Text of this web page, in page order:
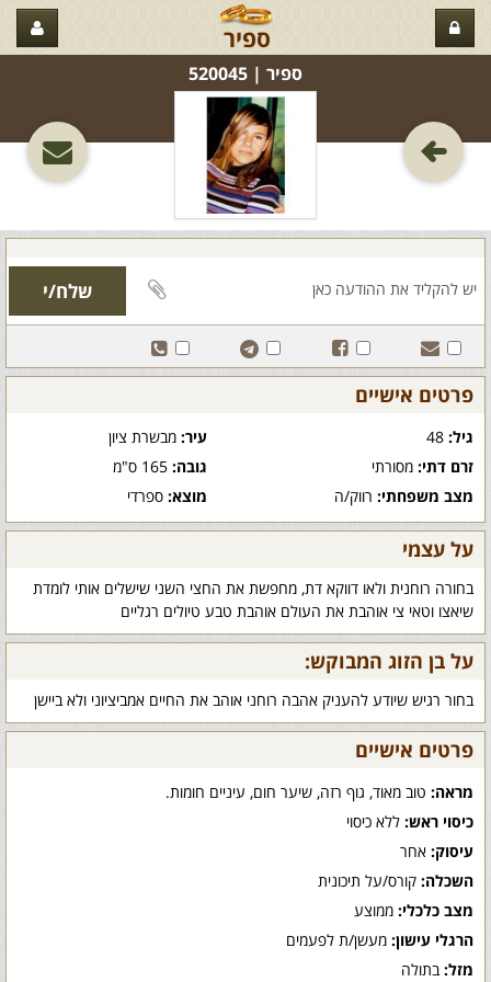
ספיר
ספיר‏ | 520045
פרטים אישיים
גיל: עיר:מבשרת ציון
זרם דתי: מסורתי גובה:165 ס"מ
מצב משפחתי: רווק/ה מוצא:ספרדי
על עצמי
בחורה רוחנית ולאו דווקא דת, מחפשת את החצי השני שישלים אותי לומדת
שיאצו וטאי צי אוהבת את העולם אוהבת טבע טיולים רגליים
על בן הזוג המבוקש:
בחור רגיש שיודע להעניק אהבה רוחני אוהב את החיים אמביציוני ולא ביישן
פרטים אישיים
מראה: טוב מאוד, גוף רזה, שיער חום, עיניים חומות.
כיסוי ראש: ללא כיסוי
עיסוק: אחר
השכלה: קורס/על תיכונית
מצב כלכלי: ממוצע
הרגלי עישון: מעשן/ת לפעמים
מזל: בתולה